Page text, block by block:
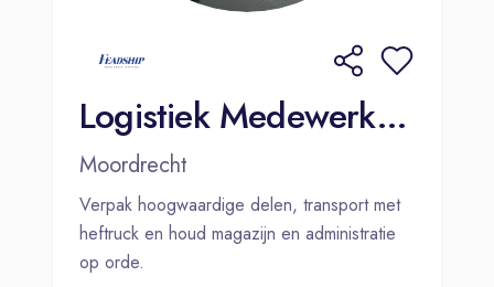
Logistiek Medewerker - Dutch speaking | Moordrecht
Moordrecht
Verpak hoogwaardige delen, transport met
heftruck en houd magazijn en administratie
op orde.